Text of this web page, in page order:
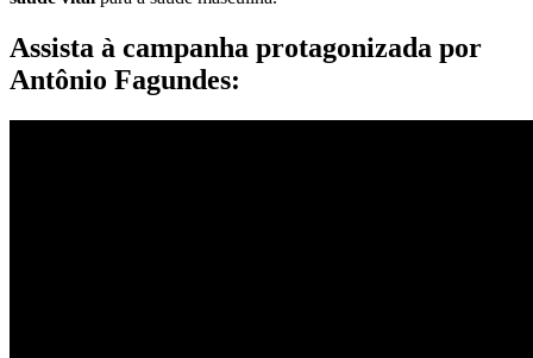
Assista à campanha protagonizada por
Antônio Fagundes: